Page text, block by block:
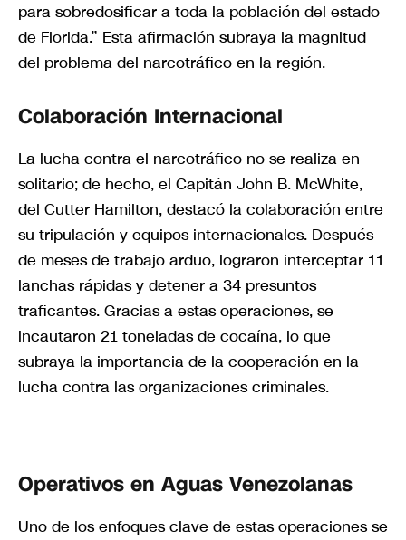
para sobredosificar a toda la población del estado
de Florida.” Esta afirmación subraya la magnitud
del problema del narcotráfico en la región.
Colaboración Internacional
La lucha contra el narcotráfico no se realiza en
solitario; de hecho, el Capitán John B. McWhite,
del Cutter Hamilton, destacó la colaboración entre
su tripulación y equipos internacionales. Después
de meses de trabajo arduo, lograron interceptar 11
lanchas rápidas y detener a 34 presuntos
traficantes. Gracias a estas operaciones, se
incautaron 21 toneladas de cocaína, lo que
subraya la importancia de la cooperación en la
lucha contra las organizaciones criminales.
Operativos en Aguas Venezolanas
Uno de los enfoques clave de estas operaciones se